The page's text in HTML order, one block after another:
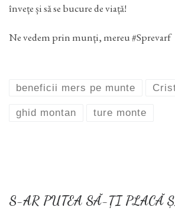
învețe și să se bucure de viață!
Ne vedem prin munți, mereu #Sprevarf
beneficii mers pe munte
ghid montan ture monte
S-AR PUTEA SĂ-ȚI PLACĂ